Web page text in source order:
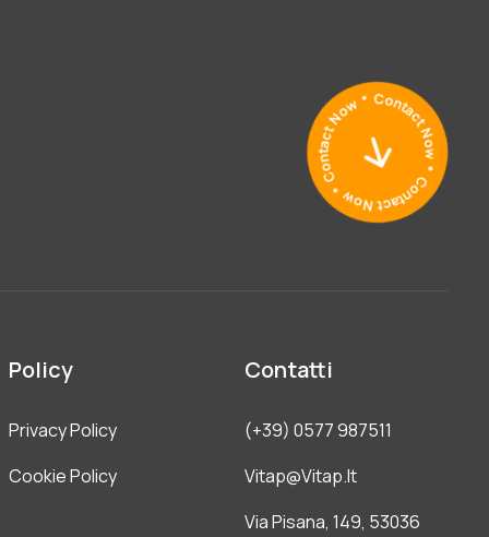
Policy
Privacy Policy
Cookie Policy
Contatti
(+39) 0577 987511
Vitap@vitap.it
Via Pisana, 149, 53036